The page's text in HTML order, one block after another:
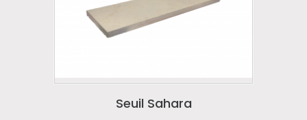
Seuil Sahara